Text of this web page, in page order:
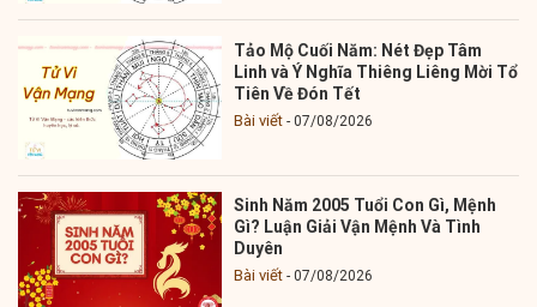
Tảo Mộ Cuối Năm: Nét Đẹp Tâm
Linh và Ý Nghĩa Thiêng Liêng Mời Tổ
Tiên Về Đón Tết
Bài viết 07/08/2026
Sinh Năm 2005 Tuổi Con Gì, Mệnh
Gì? Luận Giải Vận Mệnh Và Tình
Duyên
Bài viết 07/08/2026